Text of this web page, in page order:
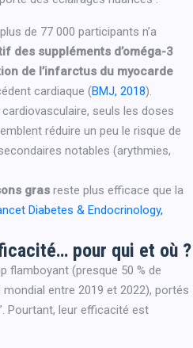
de 77 000 participants n’a
des suppléments d’oméga-3
de l’infarctus du myocarde
cardiaque (BMJ, 2018).
seuls les doses
réduire un peu le risque de
notables (arythmies,
gras reste plus efficace que la
Diabetes & Endocrinology,
pour qui et où ?
flamboyant (presque 50 % de
entre 2019 et 2022), portés
Pourtant, leur efficacité est